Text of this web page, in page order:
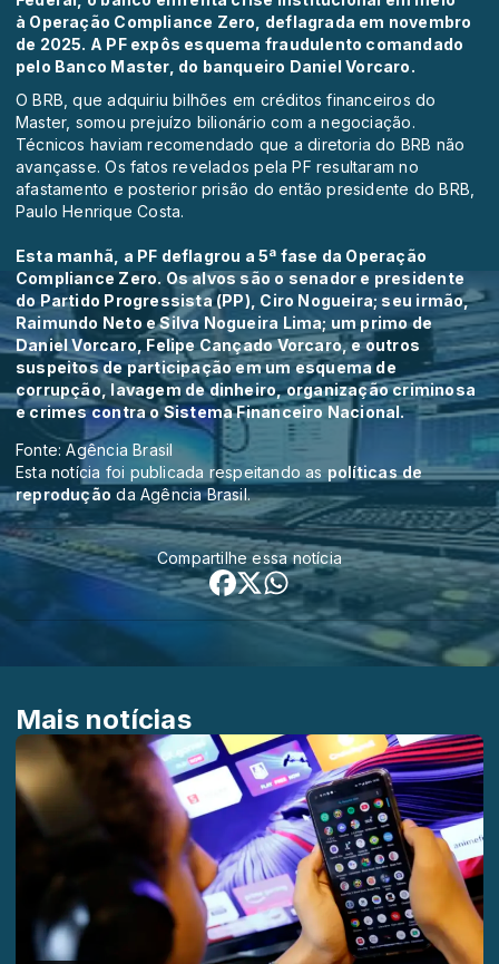
à Operação Compliance Zero, deflagrada em novembro
de 2025. A PF expôs esquema fraudulento comandado
pelo Banco Master, do banqueiro Daniel Vorcaro.
O BRB, que adquiriu bilhões em créditos financeiros do
Master, somou prejuízo bilionário com a negociação.
Técnicos haviam recomendado que a diretoria do BRB não
avançasse. Os fatos revelados pela PF resultaram no
afastamento e posteriorprisão do então presidente do BRB,
Paulo Henrique Costa.
Esta manhã, a PF deflagrou a 5ª fase da Operação
Compliance Zero. Os alvos são o senador e presidente
do Partido Progressista (PP), Ciro Nogueira; seu irmão,
Raimundo Neto e Silva Nogueira Lima; um primo de
Daniel Vorcaro, Felipe Cançado Vorcaro, e outros
suspeitos de participação em um esquema de
corrupção, lavagem de dinheiro, organização criminosa
e crimes contra o Sistema Financeiro Nacional.
Fonte: Agência Brasil
Esta notícia foi publicada respeitando as políticas de
reprodução da Agência Brasil.
Compartilhe essa notícia
Mais notícias